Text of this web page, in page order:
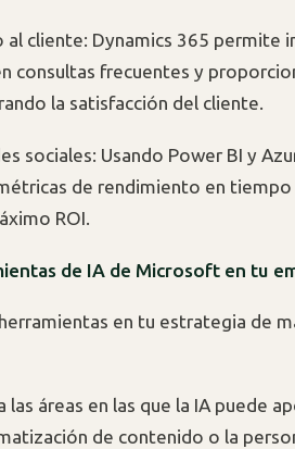
cliente: Dynamics 365 permite
consultas frecuentes y
la satisfacción del cliente.
sociales: Usando Power BI y
de rendimiento en tiempo
ROI.
de IA de Microsoft en tu
en tu estrategia de
áreas en las que la IA puede
de contenido o la